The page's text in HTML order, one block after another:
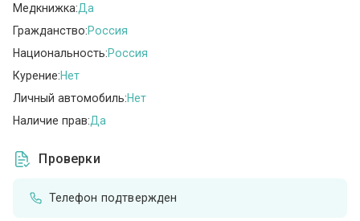
Медкнижка:Да
Гражданство:Россия
Национальность:Россия
Курение:Нет
Личный автомобиль:Нет
Наличие прав:Да
Проверки
Телефон подтвержден